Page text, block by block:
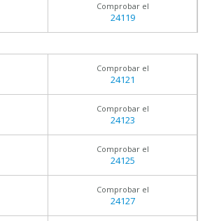
Comprobar el
24119
Comprobar el
24121
Comprobar el
24123
Comprobar el
24125
Comprobar el
24127